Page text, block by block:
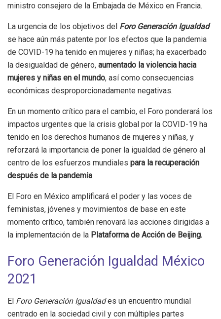
ministro consejero de la Embajada de México en Francia.
La urgencia de los objetivos del Foro Generación Igualdad
se hace aún más patente por los efectos que la pandemia
de COVID-19 ha tenido en mujeres y niñas; ha exacerbado
la desigualdad de género, aumentado la violencia hacia
mujeres y niñas en el mundo, así como consecuencias
económicas desproporcionadamente negativas.
En un momento crítico para el cambio, el Foro ponderará los
impactos urgentes que la crisis global por la COVID-19 ha
tenido en los derechos humanos de mujeres y niñas, y
reforzará la importancia de poner la igualdad de género al
centro de los esfuerzos mundiales para la recuperación
después de la pandemia.
El Foro en México amplificará el poder y las voces de
feministas, jóvenes y movimientos de base en este
momento crítico, también renovará las acciones dirigidas a
la implementación de la Plataforma de Acción de Beijing.
Foro Generación Igualdad México
2021
El Foro Generación Igualdades un encuentro mundial
centrado en la sociedad civil y con múltiples partes